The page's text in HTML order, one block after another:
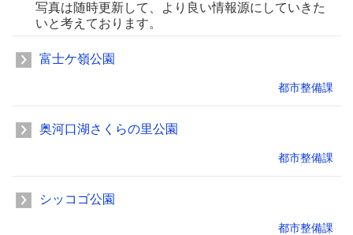
写真は随時更新して、より良い情報源にしていきた
いと考えております。
富士ケ嶺公園
都市整備課
奥河口湖さくらの里公園
都市整備課
シッコゴ公園
都市整備課